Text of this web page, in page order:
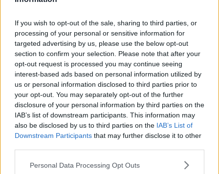
If you wish to opt-out of the sale, sharing to third parties, or
processing of your personal or sensitive information for
targeted advertising by us, please use the below opt-out
section to confirm your selection. Please note that after your
opt-out request is processed you may continue seeing
interest-based ads based on personal information utilized by
us or personal information disclosed to third parties prior to
your opt-out. You may separately opt-out of the further
disclosure of your personal information by third parties on the
IAB’s list of downstream participants. This information may
also be disclosed by us to third parties on the IAB’s List of
Downstream Participants that may further disclose it to other
Please note that this website/app uses one or more Google
Personal Data Processing Opt Outs
Tester: De senaste vi kört